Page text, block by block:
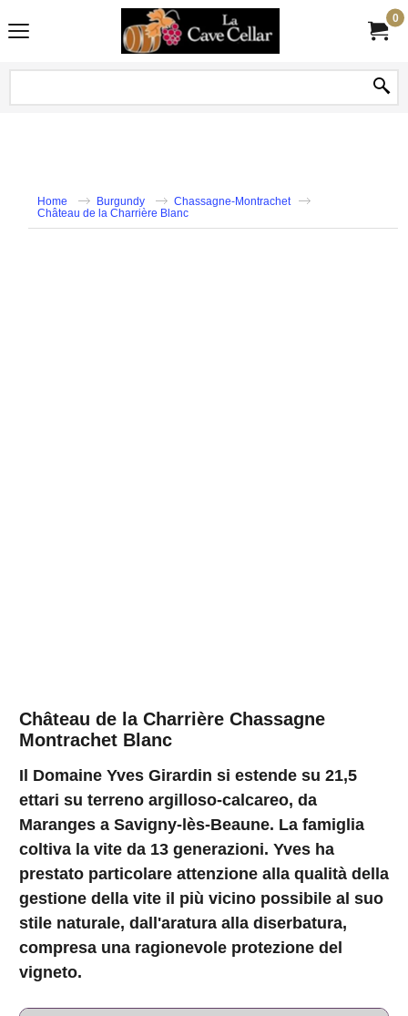
0
Home Burgundy
Chassagne-Montrachet
Château de la Charrière Blanc
Château de la Charrière Chassagne
Montrachet Blanc
Il Domaine Yves Girardin si estende su 21,5
ettari su terreno argilloso-calcareo, da
Maranges a Savigny-lès-Beaune. La famiglia
coltiva la vite da 13 generazioni. Yves ha
prestato particolare attenzione alla qualità della
gestione della vite il più vicino possibile al suo
stile naturale, dall'aratura alla diserbatura,
compresa una ragionevole protezione del
vigneto.